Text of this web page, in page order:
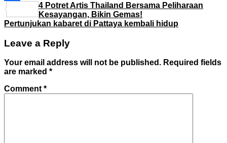
Share
4 Potret Artis Thailand Bersama Peliharaan
Kesayangan, Bikin Gemas!
Pertunjukan kabaret di Pattaya kembali hidup
Leave a Reply
Your email address will not be published. Required fields
are marked *
Comment *